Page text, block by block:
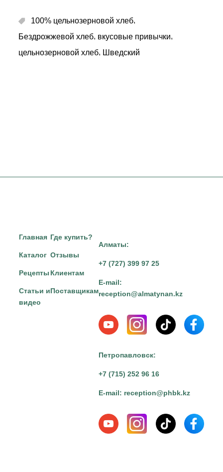
100% цельнозерновой хлеб,
Бездрожжевой хлеб, вкусовые привычки,
цельнозерновой хлеб, Шведский
Главная
Каталог
Рецепты
Статьи и
видео
Где купить?
Отзывы
Клиентам
Поставщикам
Алматы:
+7 (727) 399 97 25
E-mail:
reception@almatynan.kz
Петропавловск:
+7 (715) 252 96 16
E-mail: reception@phbk.kz